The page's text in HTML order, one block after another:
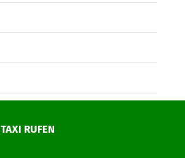
TAXI RUFEN